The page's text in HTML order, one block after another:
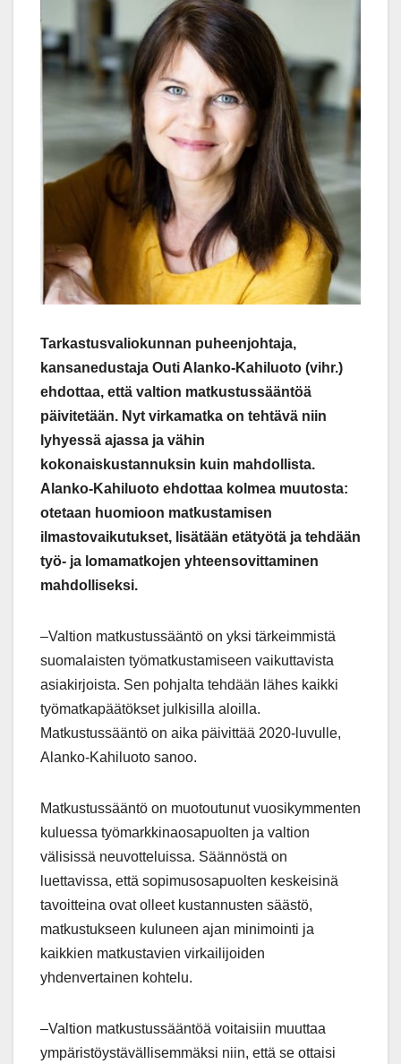
Tarkastusvaliokunnan puheenjohtaja,
kansanedustaja Outi Alanko-Kahiluoto (vihr.)
ehdottaa, että valtion matkustussääntöä
päivitetään. Nyt virkamatka on tehtävä niin
lyhyessä ajassa ja vähin
kokonaiskustannuksin kuin mahdollista.
Alanko-Kahiluoto ehdottaa kolmea muutosta:
otetaan huomioon matkustamisen
ilmastovaikutukset, lisätään etätyötä ja tehdään
työ- ja lomamatkojen yhteensovittaminen
mahdolliseksi.
–Valtion matkustussääntö on yksi tärkeimmistä
suomalaisten työmatkustamiseen vaikuttavista
asiakirjoista. Sen pohjalta tehdään lähes kaikki
työmatkapäätökset julkisilla aloilla.
Matkustussääntö on aika päivittää 2020-luvulle,
Alanko-Kahiluoto sanoo.
Matkustussääntö on muotoutunut vuosikymmenten
kuluessa työmarkkinaosapuolten ja valtion
välisissä neuvotteluissa. Säännöstä on
luettavissa, että sopimusosapuolten keskeisinä
tavoitteina ovat olleet kustannusten säästö,
matkustukseen kuluneen ajan minimointi ja
kaikkien matkustavien virkailijoiden
yhdenvertainen kohtelu.
–Valtion matkustussääntöä voitaisiin muuttaa
ympäristöystävällisemmäksi niin, että se ottaisi